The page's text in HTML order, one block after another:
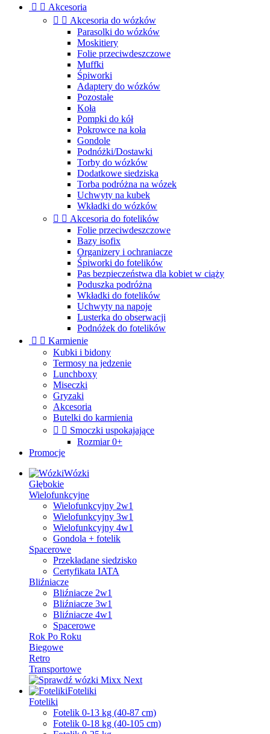
  Akcesoria
  Akcesoria do wózków
Parasolki do wózków
Moskitiery
Folie przeciwdeszczowe
Muffki
Śpiworki
Adaptery do wózków
Pozostałe
Koła
Pompki do kół
Pokrowce na koła
Gondole
Podnóżki/Dostawki
Torby do wózków
Dodatkowe siedziska
Torba podróżna na wózek
Uchwyty na kubek
Wkładki do wózków
  Akcesoria do fotelików
Folie przeciwdeszczowe
Bazy isofix
Organizery i ochraniacze
Śpiworki do fotelików
Pas bezpieczeństwa dla kobiet w ciąży
Poduszka podróżna
Wkładki do fotelików
Uchwyty na napoje
Lusterka do obserwacji
Podnóżek do fotelików
  Karmienie
Kubki i bidony
Termosy na jedzenie
Lunchboxy
Miseczki
Gryzaki
Akcesoria
Butelki do karmienia
  Smoczki uspokajające
Rozmiar 0+
Promocje
Wózki
Głębokie
Wielofunkcyjne
Wielofunkcyjny 2w1
Wielofunkcyjny 3w1
Wielofunkcyjny 4w1
Gondola + fotelik
Spacerowe
Przekładane siedzisko
Certyfikata IATA
Bliźniacze
Bliźniacze 2w1
Bliźniacze 3w1
Bliźniacze 4w1
Spacerowe
Rok Po Roku
Biegowe
Retro
Transportowe
Foteliki
Foteliki
Fotelik 0-13 kg (40-87 cm)
Fotelik 0-18 kg (40-105 cm)